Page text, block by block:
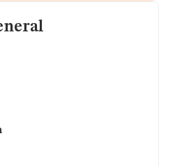
complementaria.